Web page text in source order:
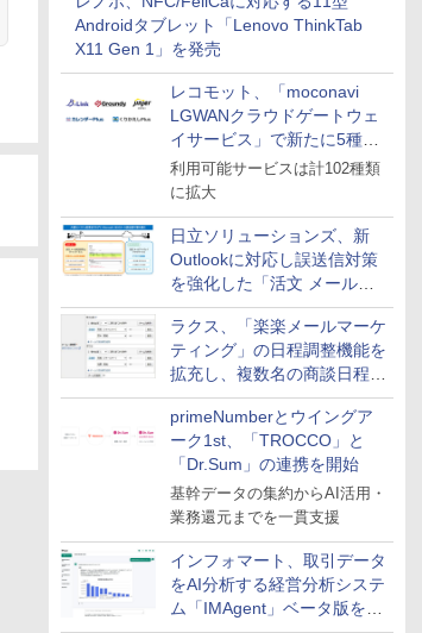
革
Androidタブレット「Lenovo ThinkTab
X11 Gen 1」を発売
レコモット、「moconavi
LGWANクラウドゲートウェ
イサービス」で新たに5種類
のサービスと連携開始
利用可能サービスは計102種類
に拡大
日立ソリューションズ、新
Outlookに対応し誤送信対策
を強化した「活文 メール誤
送信防止アドインサービス」
を提供
ラクス、「楽楽メールマーケ
ティング」の日程調整機能を
拡充し、複数名の商談日程調
整を効率化
primeNumberとウイングア
ーク1st、「TROCCO」と
「Dr.Sum」の連携を開始
基幹データの集約からAI活用・
業務還元までを一貫支援
インフォマート、取引データ
をAI分析する経営分析システ
ム「IMAgent」ベータ版を提